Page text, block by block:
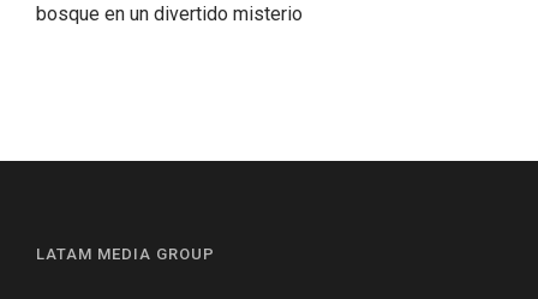
bosque en un divertido misterio
LATAM MEDIA GROUP